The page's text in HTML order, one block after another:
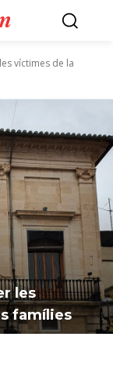
víctimes de la
les
famílies